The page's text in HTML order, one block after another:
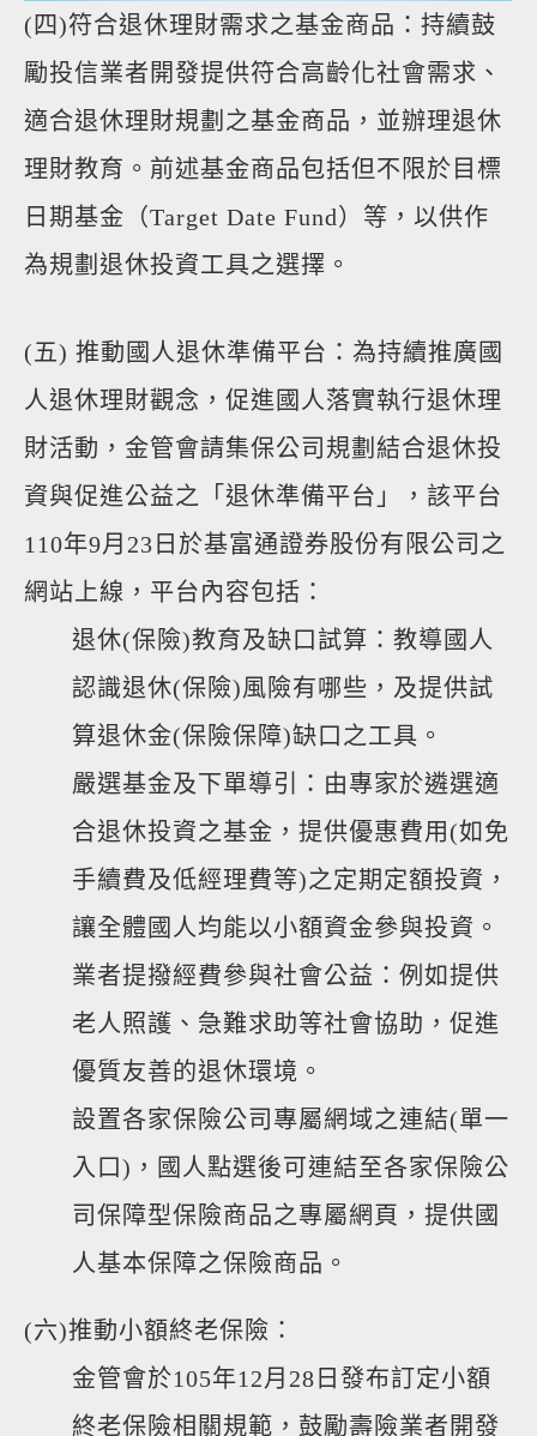
(四)符合退休理財需求之基金商品：持續鼓
勵投信業者開發提供符合高齡化社會需求、
適合退休理財規劃之基金商品，並辦理退休
理財教育。前述基金商品包括但不限於目標
日期基金（Target Date Fund）等，以供作
為規劃退休投資工具之選擇。
(五) 推動國人退休準備平台：為持續推廣國
人退休理財觀念，促進國人落實執行退休理
財活動，金管會請集保公司規劃結合退休投
資與促進公益之「退休準備平台」，該平台
110年9月23日於基富通證券股份有限公司之
網站上線，平台內容包括：
退休(保險)教育及缺口試算：教導國人
認識退休(保險)風險有哪些，及提供試
算退休金(保險保障)缺口之工具。
嚴選基金及下單導引：由專家於遴選適
合退休投資之基金，提供優惠費用(如免
手續費及低經理費等)之定期定額投資，
讓全體國人均能以小額資金參與投資。
業者提撥經費參與社會公益：例如提供
老人照護、急難求助等社會協助，促進
優質友善的退休環境。
設置各家保險公司專屬網域之連結(單一
入口)，國人點選後可連結至各家保險公
司保障型保險商品之專屬網頁，提供國
人基本保障之保險商品。
(六)推動小額終老保險：
金管會於105年12月28日發布訂定小額
終老保險相關規範，鼓勵壽險業者開發